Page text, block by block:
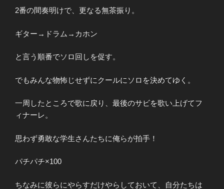
2番の間奏明けで、更なる無茶振り。
ギター→ドラム→カホン
と言う順番でソロ回しを促す。
でもみんな物怖じせずにクールにソロを決めてゆく。
一周したところで歌に戻り、最後のサビを歌い上げてフ
ィナーレ。
思わず勇敢な学生さんたちに俺らが拍手！
パチパチ×100
ちなみに彼らにやらすだけやらしておいて、自分たちは